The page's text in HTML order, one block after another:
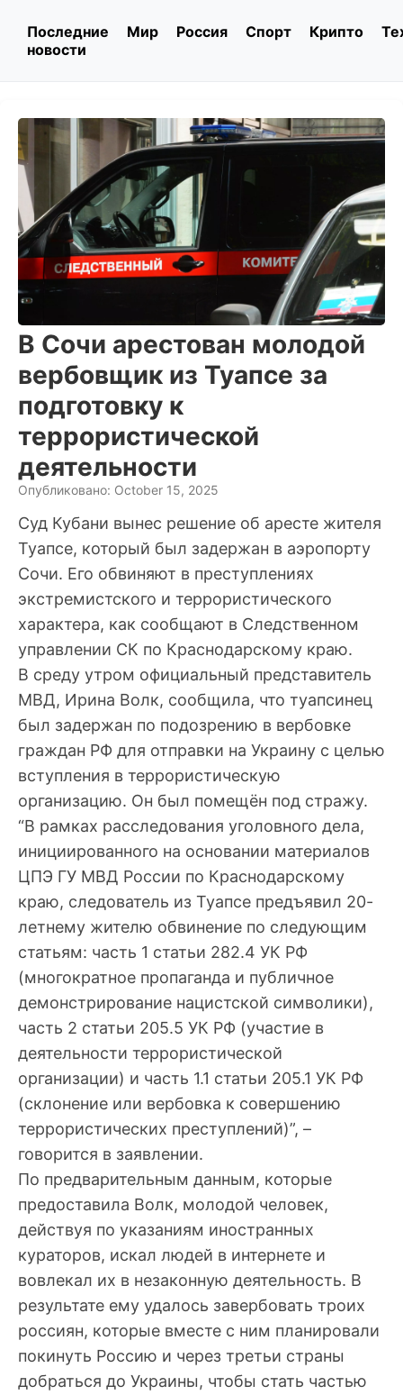
Последние
новости
Мир Россия Спорт Крипто
В Сочи арестован молодой
вербовщик из Туапсе за
подготовку к
террористической
деятельности
Опубликовано: October 15, 2025
Суд Кубани вынес решение об аресте жителя
Туапсе, который был задержан в аэропорту
Сочи. Его обвиняют в преступлениях
экстремистского и террористического
характера, как сообщают в Следственном
управлении СК по Краснодарскому краю.
В среду утром официальный представитель
МВД, Ирина Волк, сообщила, что туапсинец
был задержан по подозрению в вербовке
граждан РФ для отправки на Украину с целью
вступления в террористическую
организацию. Он был помещён под стражу.
“В рамках расследования уголовного дела,
инициированного на основании материалов
ЦПЭ ГУ МВД России по Краснодарскому
краю, следователь из Туапсе предъявил 20-
летнему жителю обвинение по следующим
статьям: часть 1 статьи 282.4 УК РФ
(многократное пропаганда и публичное
демонстрирование нацистской символики),
часть 2 статьи 205.5 УК РФ (участие в
деятельности террористической
организации) и часть 1.1 статьи 205.1 УК РФ
(склонение или вербовка к совершению
террористических преступлений)”, –
говорится в заявлении.
По предварительным данным, которые
предоставила Волк, молодой человек,
действуя по указаниям иностранных
кураторов, искал людей в интернете и
вовлекал их в незаконную деятельность. В
результате ему удалось завербовать троих
россиян, которые вместе с ним планировали
покинуть Россию и через третьи страны
добраться до Украины, чтобы стать частью